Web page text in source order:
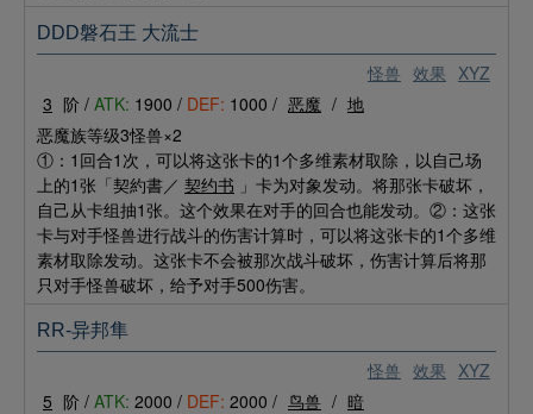
怪兽 效果 XYZ
DDD磐石王 大流士
3 阶 / ATK: 1900 / DEF: 1000 / 恶魔 / 地
恶魔族等级3怪兽×2
①：1回合1次，可以将这张卡的1个多维素材取除，以自己场
上的1张「契約書／ 契约书 」卡为对象发动。将那张卡破坏，
自己从卡组抽1张。这个效果在对手的回合也能发动。②：这张
卡与对手怪兽进行战斗的伤害计算时，可以将这张卡的1个多维
素材取除发动。这张卡不会被那次战斗破坏，伤害计算后将那
只对手怪兽破坏，给予对手500伤害。
怪兽 效果 XYZ
RR-异邦隼
5 阶 / ATK: 2000 / DEF: 2000 / 鸟兽 / 暗